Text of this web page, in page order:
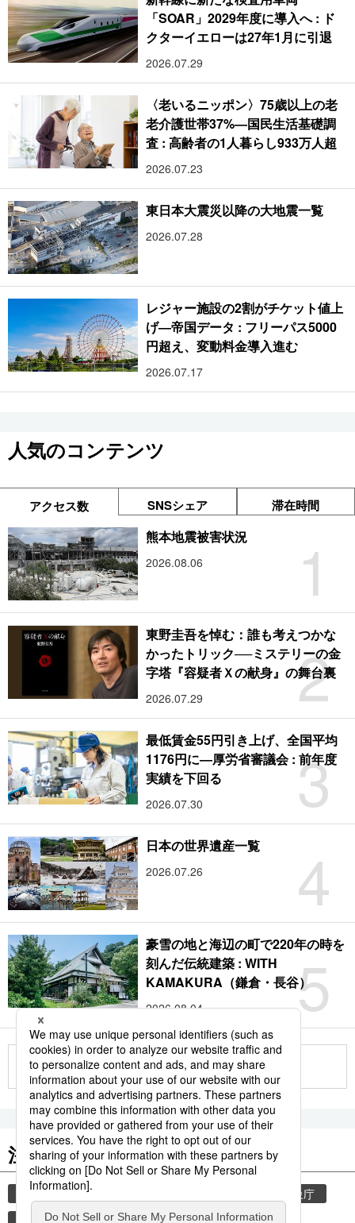
「SOAR」2029年度に導入へ : ド
クターイエローは27年1月に引退
2026.07.29
〈老いるニッポン〉75歳以上の老
老介護世帯37%―国民生活基礎調
査 : 高齢者の1人暮らし933万人超
2026.07.23
東日本大震災以降の大地震一覧
2026.07.28
レジャー施設の2割がチケット値上
げ―帝国データ : フリーパス5000
円超え、変動料金導入進む
2026.07.17
人気のコンテンツ
アクセス数 SNSシェア 滞在時間
1
熊本地震被害状況
2026.08.06
2
東野圭吾を悼む：誰も考えつかな
かったトリック──ミステリーの金
字塔『容疑者Ｘの献身』の舞台裏
2026.07.29
3
最低賃金55円引き上げ、全国平均
1176円に―厚労省審議会 : 前年度
実績を下回る
2026.07.30
4
日本の世界遺産一覧
2026.07.26
5
豪雪の地と海辺の町で220年の時を
刻んだ伝統建築 : WITH
KAMAKURA（鎌倉・長谷）
2026.08.04
もっと見る
注目のキーワード
共同通信ニュース
気象庁